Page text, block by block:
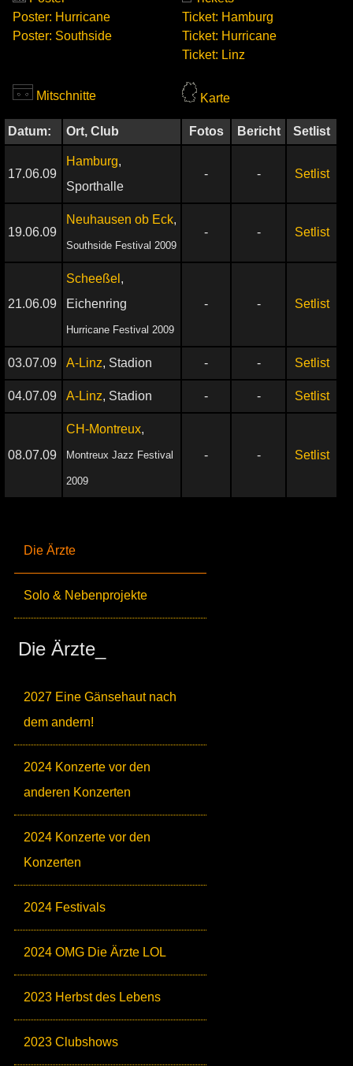
Die Ärzte
Solo & Nebenprojekte
Die Ärzte_
2027 Eine Gänsehaut nach
dem andern!
2024 Konzerte vor den
anderen Konzerten
2024 Konzerte vor den
Konzerten
2024 Festivals
2024 OMG Die Ärzte LOL
2023 Herbst des Lebens
2023 Clubshows
Poster: Hurricane
Poster: Southside
Ticket: Hamburg
Ticket: Hurricane
Ticket: Linz
Mitschnitte Karte
Datum: Ort, Club Fotos Bericht Setlist
17.06.09
Hamburg,
Sporthalle
- - Setlist
19.06.09
Neuhausen ob Eck,
Southside Festival 2009
- - Setlist
21.06.09
Scheeßel ,
Eichenring
Hurricane Festival 2009
- - Setlist
03.07.09 A-Linz, Stadion - - Setlist
04.07.09 A-Linz, Stadion - - Setlist
08.07.09
CH-Montreux,
Montreux Jazz Festival
2009
- - Setlist